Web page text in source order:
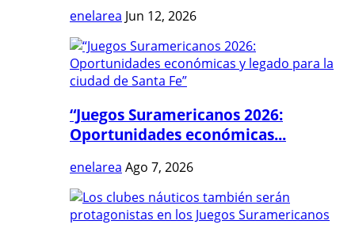
enelarea Jun 12, 2026
“Juegos Suramericanos 2026:
Oportunidades económicas...
enelarea Ago 7, 2026